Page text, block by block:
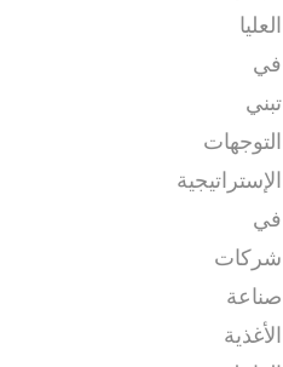
العليا
في
تبني
التوجهات
الإستراتيجية
في
شركات
صناعة
الأغذية